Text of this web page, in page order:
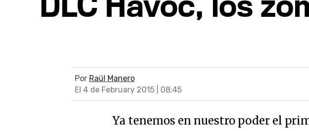
Por Raúl Manero
El 4 de February 2015 | 08:45
Ya tenemos en nuestro poder el